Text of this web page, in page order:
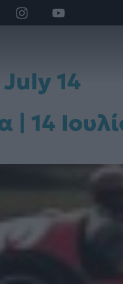
July 14
| 14